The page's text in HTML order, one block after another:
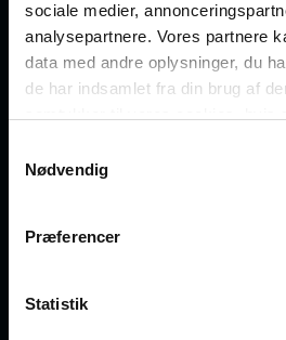
sociale medier,
analysepartnere. Vores partnere
data med andre oplysninger, du
de har indsamlet fra din brug af
Nødvendig
Præferencer
Statistik
VIRKSOMHED